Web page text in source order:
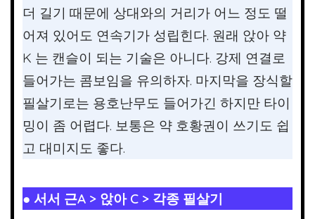
더 길기 때문에 상대와의 거리가 어느 정도 떨
어져 있어도 연속기가 성립힌다. 원래 앉아 약
K 는 캔슬이 되는 기술은 아니다. 강제 연결로
들어가는 콤보임을 유의하자. 마지막을 장식할
필살기로는 용호난무도 들어가긴 하지만 타이
밍이 좀 어렵다. 보통은 약 호황권이 쓰기도 쉽
고 대미지도 좋다.
● 서서 근A > 앉아 C > 각종 필살기